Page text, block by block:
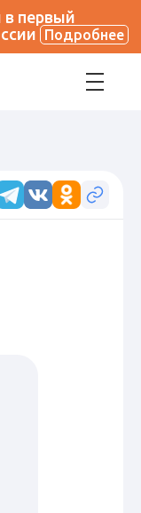
в первый
Подробнее